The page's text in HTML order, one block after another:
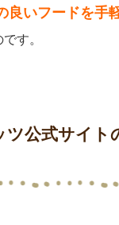
良いフードを手
す。
ツ公式サイト